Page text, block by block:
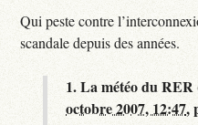
Qui peste contre
scandale depuis des années.
1.La météo du
octobre 2007, 12:47,